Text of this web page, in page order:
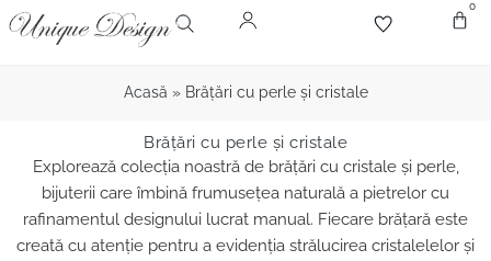
0
Acasă » Brățări cu perle și cristale
Brățări cu perle și cristale
Explorează colecția noastră de brățări cu cristale și perle,
bijuterii care îmbină frumusețea naturală a pietrelor cu
rafinamentul designului lucrat manual. Fiecare brățară este
creată cu atenție pentru a evidenția strălucirea cristalelelor și